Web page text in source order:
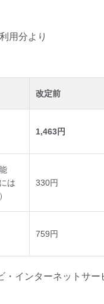
用分より
改定前
1,463円
は
330円
759円
・インターネットサ